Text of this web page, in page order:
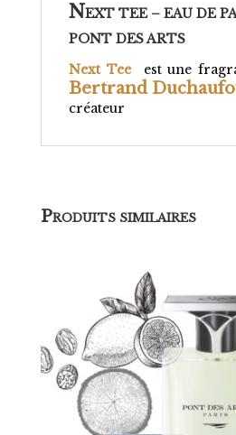
NEXT TEE – EAU DE
PONT DES ARTS
Next Teeest une
Bertrand
créateur
PRODUITS SIMILAIRES